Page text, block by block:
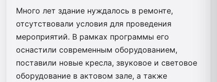
Много лет здание нуждалось в ремонте,
отсутствовали условия для проведения
мероприятий. В рамках программы его
оснастили современным оборудованием,
поставили новые кресла, звуковое и световое
оборудование в актовом зале, а также